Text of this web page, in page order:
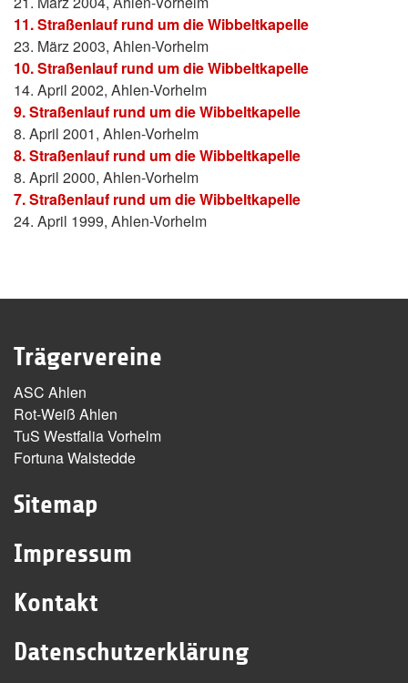
11. Straßenlauf rund um die Wibbeltkapelle
23. März 2003, Ahlen-Vorhelm
10. Straßenlauf rund um die Wibbeltkapelle
14. April 2002, Ahlen-Vorhelm
9. Straßenlauf rund um die Wibbeltkapelle
8. April 2001, Ahlen-Vorhelm
8. Straßenlauf rund um die Wibbeltkapelle
8. April 2000, Ahlen-Vorhelm
7. Straßenlauf rund um die Wibbeltkapelle
24. April 1999, Ahlen-Vorhelm
Trägervereine
ASC Ahlen
Rot-Weiß Ahlen
TuS Westfalia Vorhelm
Fortuna Walstedde
Sitemap
Impressum
Kontakt
Datenschutzerklärung